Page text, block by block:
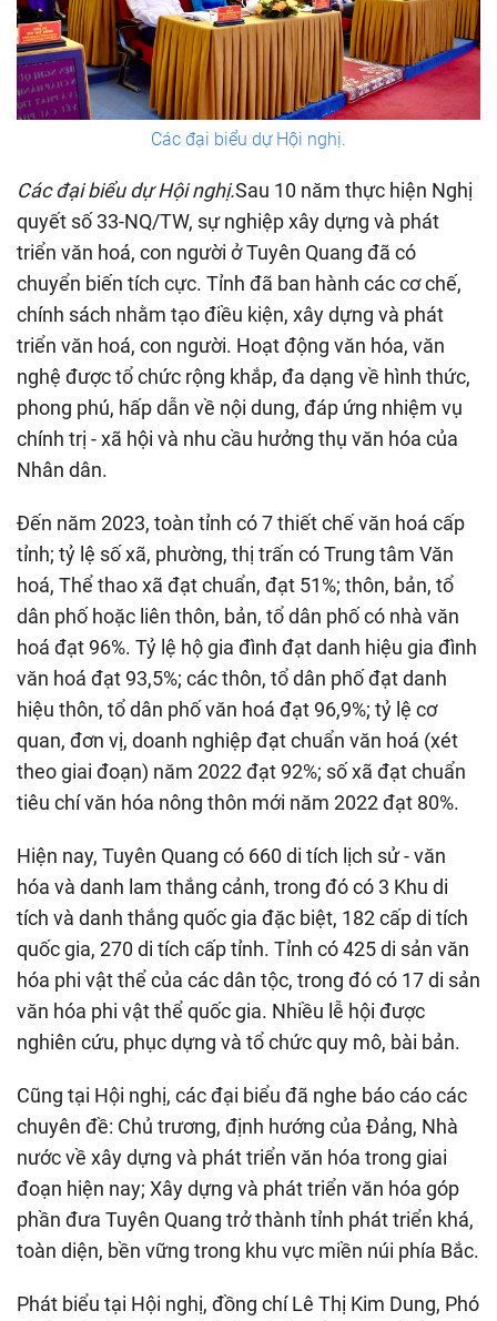
Các đại biểu dự Hội nghị.
Các đại biểu dự Hội nghị.Sau 10 năm thực hiện Nghị
quyết số 33-NQ/TW, sự nghiệp xây dựng và phát
triển văn hoá, con người ở Tuyên Quang đã có
chuyển biến tích cực. Tỉnh đã ban hành các cơ chế,
chính sách nhằm tạo điều kiện, xây dựng và phát
triển văn hoá, con người. Hoạt động văn hóa, văn
nghệ được tổ chức rộng khắp, đa dạng về hình thức,
phong phú, hấp dẫn về nội dung, đáp ứng nhiệm vụ
chính trị - xã hội và nhu cầu hưởng thụ văn hóa của
Nhân dân.
Đến năm 2023, toàn tỉnh có 7 thiết chế văn hoá cấp
tỉnh; tỷ lệ số xã, phường, thị trấn có Trung tâm Văn
hoá, Thể thao xã đạt chuẩn, đạt 51%; thôn, bản, tổ
dân phố hoặc liên thôn, bản, tổ dân phố có nhà văn
hoá đạt 96%. Tỷ lệ hộ gia đình đạt danh hiệu gia đình
văn hoá đạt 93,5%; các thôn, tổ dân phố đạt danh
hiệu thôn, tổ dân phố văn hoá đạt 96,9%; tỷ lệ cơ
quan, đơn vị, doanh nghiệp đạt chuẩn văn hoá (xét
theo giai đoạn) năm 2022 đạt 92%; số xã đạt chuẩn
tiêu chí văn hóa nông thôn mới năm 2022 đạt 80%.
Hiện nay, Tuyên Quang có 660 di tích lịch sử - văn
hóa và danh lam thắng cảnh, trong đó có 3 Khu di
tích và danh thắng quốc gia đặc biệt, 182 cấp di tích
quốc gia, 270 di tích cấp tỉnh. Tỉnh có 425 di sản văn
hóa phi vật thể của các dân tộc, trong đó có 17 di sản
văn hóa phi vật thể quốc gia. Nhiều lễ hội được
nghiên cứu, phục dựng và tổ chức quy mô, bài bản.
Cũng tại Hội nghị, các đại biểu đã nghe báo cáo các
chuyên đề: Chủ trương, định hướng của Đảng, Nhà
nước về xây dựng và phát triển văn hóa trong giai
đoạn hiện nay; Xây dựng và phát triển văn hóa góp
phần đưa Tuyên Quang trở thành tỉnh phát triển khá,
toàn diện, bền vững trong khu vực miền núi phía Bắc.
Phát biểu tại Hội nghị, đồng chí Lê Thị Kim Dung, Phó